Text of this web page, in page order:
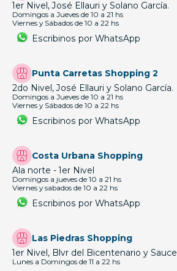
1er Nivel, José Ellauri y Solano García.
Domingos a Jueves de 10 a 21 hs
Viernes y Sábados de 10 a 22 hs
Escribinos por WhatsApp
Punta Carretas Shopping 2
2do Nivel, José Ellauri y Solano García.
Domingos a Jueves de 10 a 21 hs
Viernes y Sábados de 10 a 22 hs
Escribinos por WhatsApp
Costa Urbana Shopping
Ala norte - 1er Nivel
Domingos a jueves de 10 a 21 hs
Viernes y sabados de 10 a 22 hs
Escribinos por WhatsApp
Las Piedras Shopping
1er Nivel, Blvr del Bicentenario y Sauce
Lunes a Domingos de 11 a 22 hs